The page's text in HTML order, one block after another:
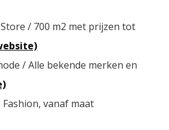
/ 700 m2 met prijzen tot
/ Alle bekende merken en
vanaf maat